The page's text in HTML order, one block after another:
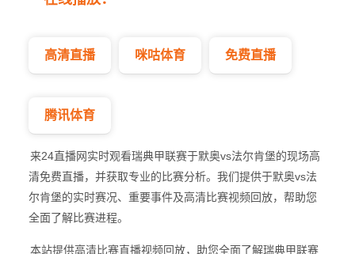
高清直播 咪咕体育 免费直播
腾讯体育
来24直播网实时观看瑞典甲联赛于默奥vs法尔肯堡的现场高
清免费直播，并获取专业的比赛分析。我们提供于默奥vs法
尔肯堡的实时赛况、重要事件及高清比赛视频回放，帮助您
全面了解比赛进程。
本站提供高清比赛直播视频回放，助您全面了解瑞典甲联赛